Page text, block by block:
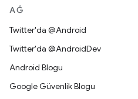
AĞ
Twitter'da @Android
Twitter'da @AndroidDev
Android Blogu
Google Güvenlik Blogu